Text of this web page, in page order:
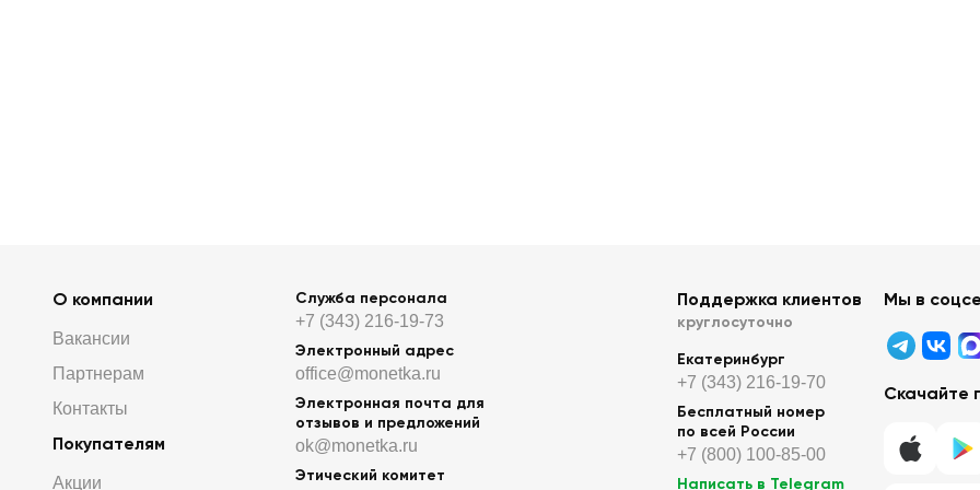
О компании
Вакансии
Партнерам
Контакты
Покупателям
Акции
Служба персонала
+7 (343) 216-19-73
Электронный адрес
office@monetka.ru
Электронная почта для
отзывов и предложений
ok@monetka.ru
Этический комитет
Поддержка клиентов
круглосуточно
Екатеринбург
+7 (343) 216-19-70
Бесплатный номер
по всей России
+7 (800) 100-85-00
Написать в Telegram
Мы в
Скачайте